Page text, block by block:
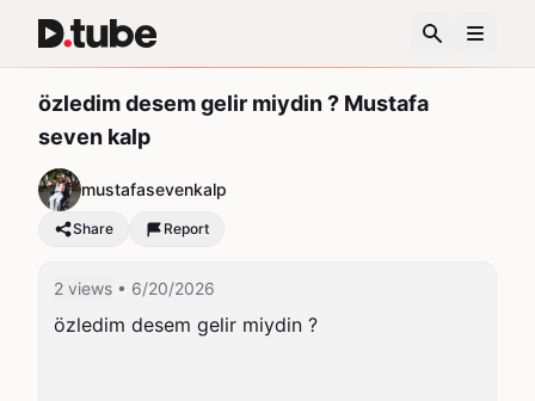
özledim desem gelir miydin ? Mustafa
seven kalp
mustafasevenkalp
Share Report
2 views • 6/20/2026
özledim desem gelir miydin ?